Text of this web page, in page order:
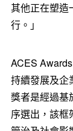
其他正在塑造
行。」
ACES
持續發展及企
獎者是經過
序選出，該框